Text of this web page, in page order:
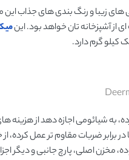
های زیبا و رنگ بندی های جذاب
آشپزخانه تان خواهد بود. این
به شیائومی اجازه دهد از
برابر ضربات مقاوم تر عمل
مخزن اصلی، پارچ جانبی و دیگر